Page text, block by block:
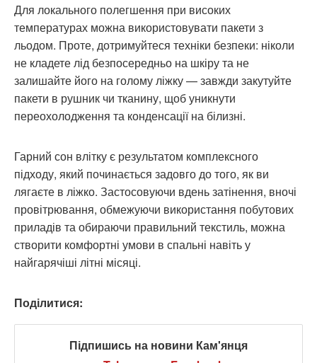
Для локального полегшення при високих
температурах можна використовувати пакети з
льодом. Проте, дотримуйтеся техніки безпеки: ніколи
не кладете лід безпосередньо на шкіру та не
залишайте його на голому ліжку — завжди закутуйте
пакети в рушник чи тканину, щоб уникнути
переохолодження та конденсації на білизні.
Гарний сон влітку є результатом комплексного
підходу, який починається задовго до того, як ви
лягаєте в ліжко. Застосовуючи вдень затінення, вночі
провітрювання, обмежуючи використання побутових
приладів та обираючи правильний текстиль, можна
створити комфортні умови в спальні навіть у
найгарячіші літні місяці.
Поділитися:
Підпишись на новини Кам'янця